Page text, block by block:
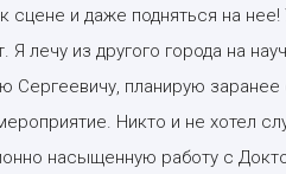
сцене и даже подняться на
Я лечу из другого города на
планирую заранее
Никто и не хотел
насыщенную работу с